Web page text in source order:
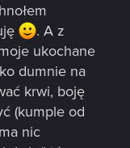
. A z
ukochane
dumnie na
krwi, boję
(kumple od
nic